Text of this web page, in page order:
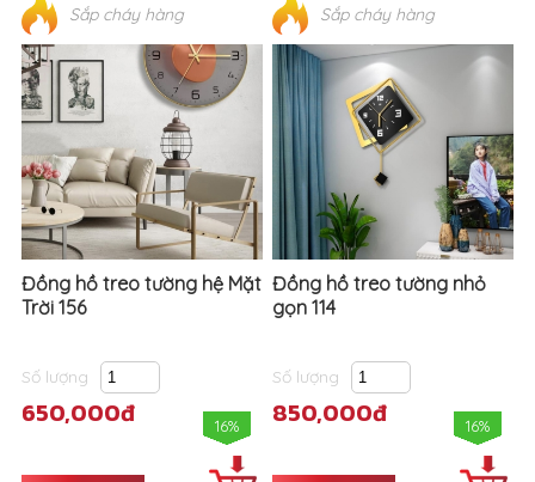
Sắp cháy hàng Sắp cháy hàng
Đồng hồ treo tường hệ Mặt
Trời 156
Số lượng
650,000đ 16%
Đồng hồ treo tường nhỏ
gọn 114
Số lượng
850,000đ 16%